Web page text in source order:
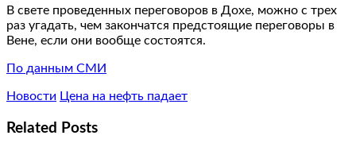
В свете проведенных переговоров в Дохе, можно с трех
раз угадать, чем закончатся предстоящие переговоры в
Вене, если они вообще состоятся.
По данным СМИ
Новости Цена на нефть падает
Related Posts